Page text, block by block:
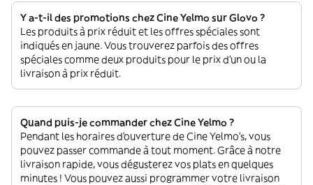
Y a-t-il des promotions chez Cine Yelmo sur Glovo ?
Les produits à prix réduit et les offres spéciales sont
indiqués en jaune. Vous trouverez parfois des offres
spéciales comme deux produits pour le prix d'un ou la
livraison à prix réduit.
Quand puis-je commander chez Cine Yelmo ?
Pendant les horaires d'ouverture de Cine Yelmo’s, vous
pouvez passer commande à tout moment. Grâce à notre
livraison rapide, vous dégusterez vos plats en quelques
minutes ! Vous pouvez aussi programmer votre livraison